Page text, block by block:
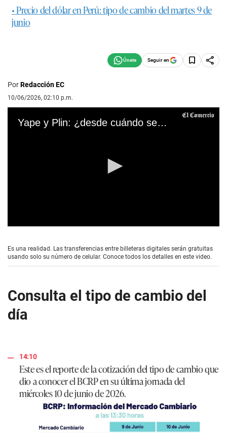
• Precio del dólar en Perú: tipo de cambio del martes 9 de
junio
Seguir en
PorRedacción EC
10/06/2026, 02:10 p.m.
Yape y Plin: ¿desde cuándo se podrán hacer transferencias entre ambas billeteras?
e
c
o
1
m
e
Es una realidad. Las transferencias entre billeteras digitales serán gratuitas
usando solo su número de celular. Conoce todos los detalles en este video.
Consulta el tipo de cambio del
día
14:10
Este es el reporte de la cotización del tipo de cambio que
dio a conocer el BCRP en su última jornada del
miércoles 10 de junio de 2026.